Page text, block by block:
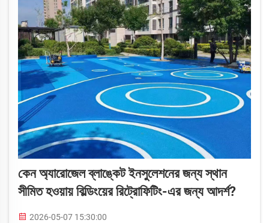
কেন অ্যারোজেল ব্লাঙ্কেট ইনসুলেশনের জন্য স্থান
সীমিত হওয়ায় বিল্ডিংয়ের রিট্রোফিটিং-এর জন্য আদর্শ?
2026-05-07 15:30:00